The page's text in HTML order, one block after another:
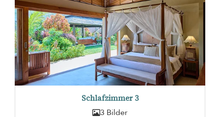
Schlafzimmer 3
3 Bilder